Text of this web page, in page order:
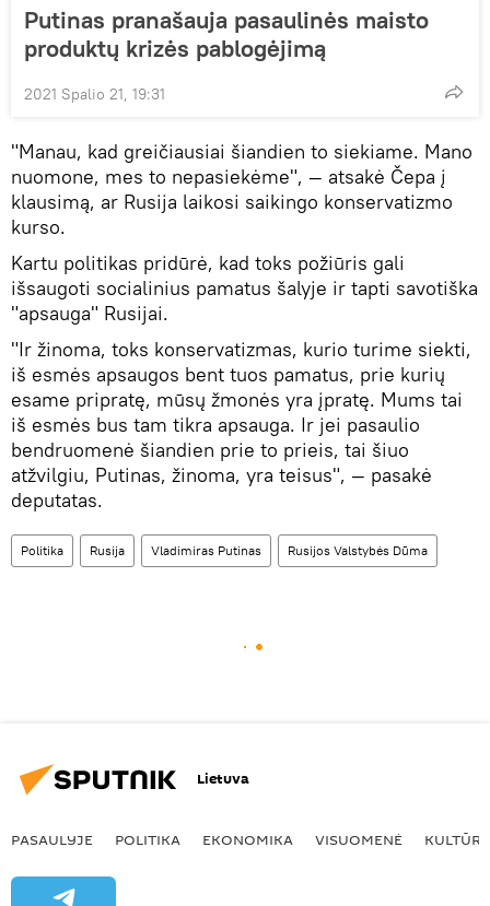
Putinas pranašauja pasaulinės maisto
produktų krizės pablogėjimą
2021 Spalio 21, 19:31
"Manau, kad greičiausiai šiandien to siekiame. Mano
nuomone, mes to nepasiekėme", — atsakė Čepa į
klausimą, ar Rusija laikosi saikingo konservatizmo
kurso.
Kartu politikas pridūrė, kad toks požiūris gali
išsaugoti socialinius pamatus šalyje ir tapti savotiška
"apsauga" Rusijai.
"Ir žinoma, toks konservatizmas, kurio turime siekti,
iš esmės apsaugos bent tuos pamatus, prie kurių
esame pripratę, mūsų žmonės yra įpratę. Mums tai
iš esmės bus tam tikra apsauga. Ir jei pasaulio
bendruomenė šiandien prie to prieis, tai šiuo
atžvilgiu, Putinas, žinoma, yra teisus", — pasakė
deputatas.
Politika Rusija Vladimiras Putinas Rusijos Valstybės Dūma
Lietuva
PASAULYJE POLITIKA EKONOMIKA VISUOMENĖ KULTŪRA